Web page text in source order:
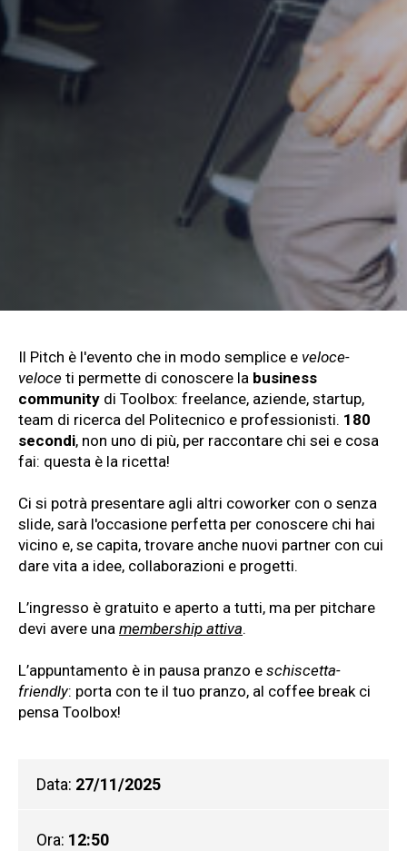
Il Pitch è l'evento che in modo semplice e veloce-
veloce ti permette di conoscere la business
community di Toolbox: freelance, aziende, startup,
team di ricerca del Politecnico e professionisti. 180
secondi, non uno di più, per raccontare chi sei e cosa
fai: questa è la ricetta!
Ci si potrà presentare agli altri coworker con o senza
slide, sarà l'occasione perfetta per conoscere chi hai
vicino e, se capita, trovare anche nuovi partner con cui
dare vita a idee, collaborazioni e progetti.
L’ingresso è gratuito e aperto a tutti, ma per pitchare
devi avere una membership attiva.
L’appuntamento è in pausa pranzo e schiscetta-
friendly: porta con te il tuo pranzo, al coffee break ci
pensa Toolbox!
Data: 27/11/2025
Ora: 12:50